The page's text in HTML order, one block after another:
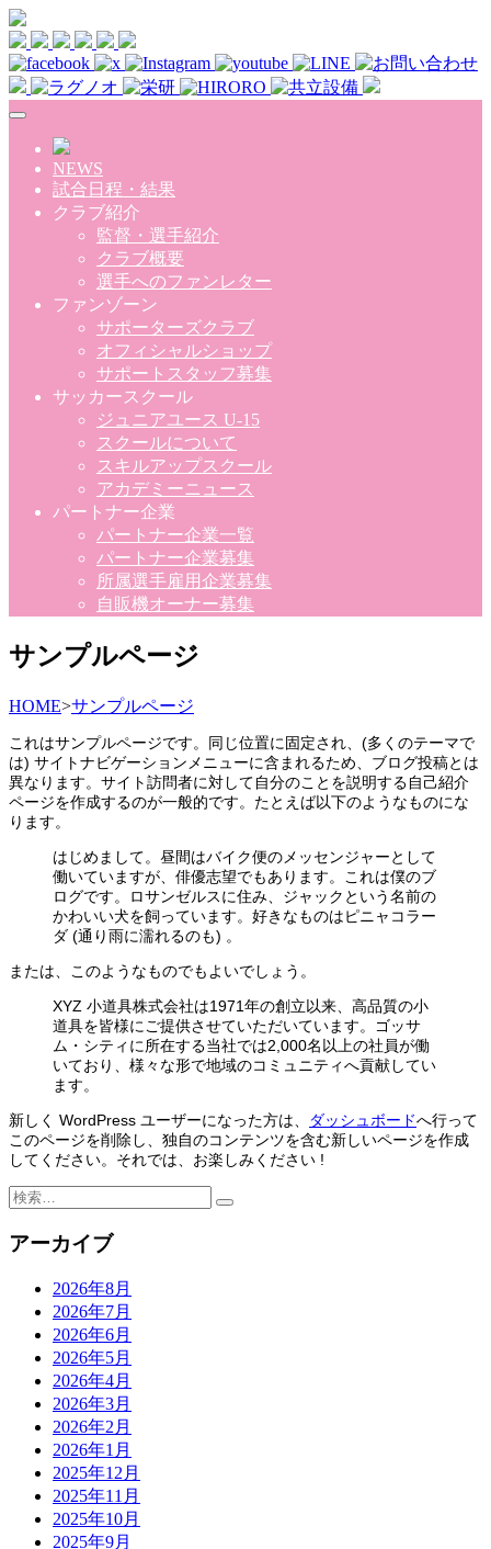
Skip to main content
NEWS
試合日程・結果
クラブ紹介
監督・選手紹介
クラブ概要
選手へのファンレター
ファンゾーン
サポーターズクラブ
オフィシャルショップ
サポートスタッフ募集
サッカースクール
ジュニアユース U-15
スクールについて
スキルアップスクール
アカデミーニュース
パートナー企業
パートナー企業一覧
パートナー企業募集
所属選手雇用企業募集
自販機オーナー募集
サンプルページ
HOME>サンプルページ
これはサンプルページです。同じ位置に固定され、(多くのテーマで
は) サイトナビゲーションメニューに含まれるため、ブログ投稿とは
異なります。サイト訪問者に対して自分のことを説明する自己紹介
ページを作成するのが一般的です。たとえば以下のようなものにな
ります。
はじめまして。昼間はバイク便のメッセンジャーとして
働いていますが、俳優志望でもあります。これは僕のブ
ログです。ロサンゼルスに住み、ジャックという名前の
かわいい犬を飼っています。好きなものはピニャコラー
ダ (通り雨に濡れるのも) 。
または、このようなものでもよいでしょう。
XYZ 小道具株式会社は1971年の創立以来、高品質の小
道具を皆様にご提供させていただいています。ゴッサ
ム・シティに所在する当社では2,000名以上の社員が働
いており、様々な形で地域のコミュニティへ貢献してい
ます。
新しく WordPress ユーザーになった方は、
ダッシュボードへ行って
このページを削除し、独自のコンテンツを含む新しいページを作成
してください。それでは、お楽しみください !
検
アーカイブ
2026年8月
2026年7月
2026年6月
2026年5月
2026年4月
2026年3月
2026年2月
2026年1月
2025年12月
2025年11月
2025年10月
2025年9月